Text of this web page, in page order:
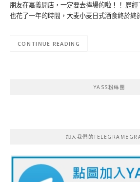
朋友在嘉義開店，一定要去捧場的啦！！ 歷經
也花了一年的時間，大麦小麦日式酒食終於終
CONTINUE READING
YASS粉絲團
加入我們的